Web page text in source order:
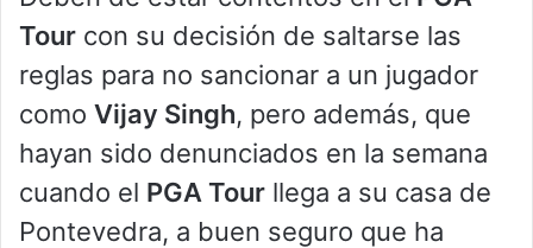
Tour con su decisión de saltarse las
reglas para no sancionar a un jugador
como Vijay Singh, pero además, que
hayan sido denunciados en la semana
cuando el PGA Tour llega a su casa de
Pontevedra, a buen seguro que ha